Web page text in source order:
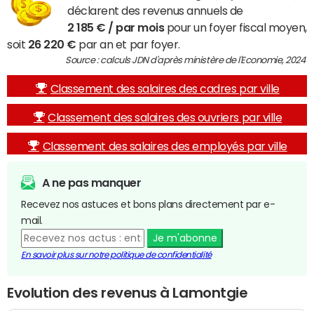
déclarent des revenus annuels de
2 185 € / par moispour un foyer fiscal moyen,
soit 26 220 € par an et par foyer.
Source : calculs JDN d'après ministère de l'Economie, 2024
Classement des salaires des cadres par ville
Classement des salaires des ouvriers par ville
Classement des salaires des employés par ville
A ne pas manquer
Recevez nos astuces et bons plans directement par e-
mail.
Je m'abonne
En savoir plus sur notre politique de confidentialité
Evolution des revenus à Lamontgie